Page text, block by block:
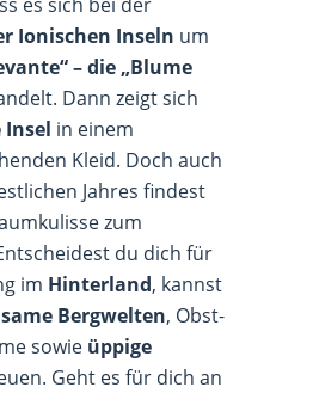
Ionischen Inseln um
– die „Blume
Dann zeigt sich
in einem
Kleid. Doch auch
Jahres findest
zum
du dich für
im Hinterland, kannst
Bergwelten, Obst-
sowie üppige
Geht es für dich an